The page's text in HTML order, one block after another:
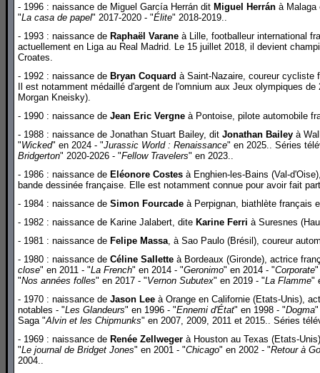
- 1996 : naissance de Miguel García Herrán dit Miguel Herrán à Malaga
"La casa de papel" 2017-2020 - "Élite" 2018-2019..
- 1993 : naissance de Raphaël Varane à Lille, footballeur international
actuellement en Liga au Real Madrid. Le 15 juillet 2018, il devient
Croates.
- 1992 : naissance de Bryan Coquard à Saint-Nazaire, coureur cycliste
Il est notamment médaillé d'argent de l'omnium aux Jeux olympiques
Morgan Kneisky).
- 1990 : naissance de Jean Eric Vergne à Pontoise, pilote automobile
- 1988 : naissance de Jonathan Stuart Bailey, dit Jonathan Bailey à
"Wicked" en 2024 - "Jurassic World : Renaissance" en 2025.. Séries
Bridgerton" 2020-2026 - "Fellow Travelers" en 2023..
- 1986 : naissance de Eléonore Costes à Enghien-les-Bains (Val-
bande dessinée française. Elle est notamment connue pour avoir fait
- 1984 : naissance de Simon Fourcade à Perpignan, biathlète français
- 1982 : naissance de Karine Jalabert, dite Karine Ferri à Suresnes
- 1981 : naissance de Felipe Massa, à Sao Paulo (Brésil), coureur
- 1980 : naissance de Céline Sallette à Bordeaux (Gironde), actrice
close" en 2011 - "La French" en 2014 - "Geronimo" en 2014 - "Corporate"
"Nos années folles" en 2017 - "Vernon Subutex" en 2019 - "La Flamme"
- 1970 : naissance de Jason Lee à Orange en Californie (Etats-Unis),
notables - "Les Glandeurs" en 1996 - "Ennemi d'État" en 1998 - "Dogma"
Saga "Alvin et les Chipmunks" en 2007, 2009, 2011 et 2015.. Séries
- 1969 : naissance de Renée Zellweger à Houston au Texas (Etats-
"Le journal de Bridget Jones" en 2001 - "Chicago" en 2002 - "Retour à
2004..